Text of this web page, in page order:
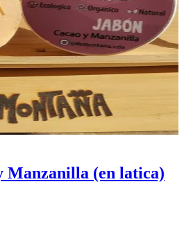
Manzanilla (en latica)